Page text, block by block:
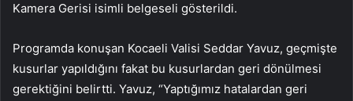
Kamera Gerisi isimli belgeseli gösterildi.
Programda konuşan Kocaeli Valisi Seddar Yavuz, geçmişte
kusurlar yapıldığını fakat bu kusurlardan geri dönülmesi
gerektiğini belirtti. Yavuz, “Yaptığımız hatalardan geri